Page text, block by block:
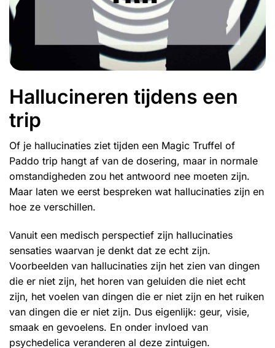
Hallucineren tijdens een
trip
Of je hallucinaties ziet tijden een Magic Truffel of
Paddo trip hangt af van de dosering, maar in normale
omstandigheden zou het antwoord nee moeten zijn.
Maar laten we eerst bespreken wat hallucinaties zijn en
hoe ze verschillen.
Vanuit een medisch perspectief zijn hallucinaties
sensaties waarvan je denkt dat ze echt zijn.
Voorbeelden van hallucinaties zijn het zien van dingen
die er niet zijn, het horen van geluiden die niet echt
zijn, het voelen van dingen die er niet zijn en het ruiken
van dingen die er niet zijn. Dus eigenlijk: geur, visie,
smaak en gevoelens. En onder invloed van
psychedelica veranderen al deze zintuigen.